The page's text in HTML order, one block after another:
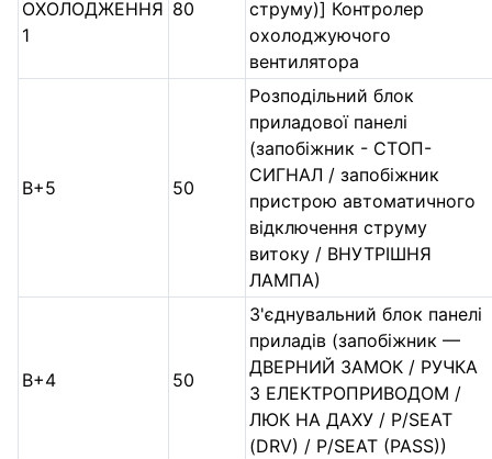
ОХОЛОДЖЕННЯ
1
80
струму)] Контролер
охолоджуючого
вентилятора
B+5 50
Розподільний блок
приладової панелі
(запобіжник - СТОП-
СИГНАЛ / запобіжник
пристрою автоматичного
відключення струму
витоку / ВНУТРІШНЯ
ЛАМПА)
B+4 50
З'єднувальний блок панелі
приладів (запобіжник —
ДВЕРНИЙ ЗАМОК / РУЧКА
З ЕЛЕКТРОПРИВОДОМ /
ЛЮК НА ДАХУ / P/SEAT
(DRV) / P/SEAT (PASS))